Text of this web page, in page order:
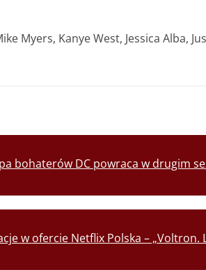
Myers, Kanye West, Jessica Alba,
bohaterów DC powraca w drugim
w ofercie Netflix Polska – „Voltron.